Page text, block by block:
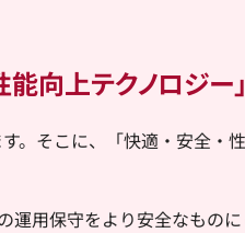
向上テクノロジー」
。そこに、「快適・安全・
用保守をより安全なものに